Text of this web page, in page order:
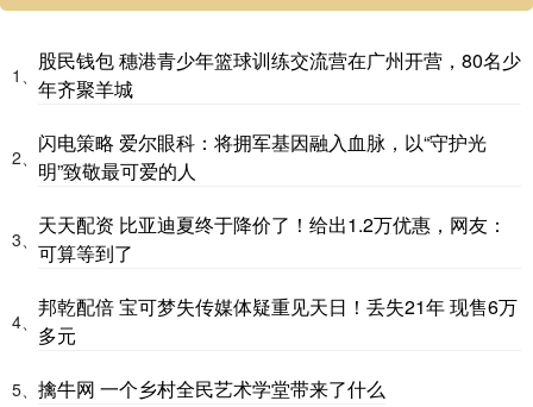
1、
股民钱包 穗港青少年篮球训练交流营在广州开营，80名少
年齐聚羊城
2、
闪电策略 爱尔眼科：将拥军基因融入血脉，以“守护光
明”致敬最可爱的人
3、
天天配资 比亚迪夏终于降价了！给出1.2万优惠，网友：
可算等到了
4、
邦乾配倍 宝可梦失传媒体疑重见天日！丢失21年 现售6万
多元
5、 擒牛网 一个乡村全民艺术学堂带来了什么